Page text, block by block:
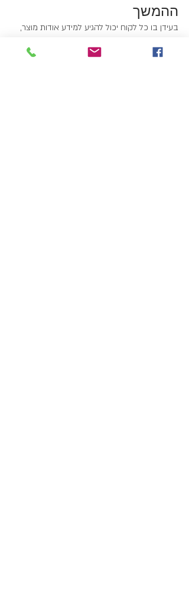
ההמשך
בעידן בו כל לקוח יכול להגיע למידע אודות מוצר,
כמה מאשר אי פעם. בכלל, המוניטין של עסק הוא